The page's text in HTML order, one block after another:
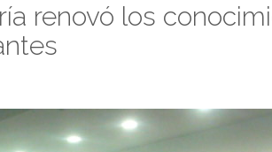
renovó los